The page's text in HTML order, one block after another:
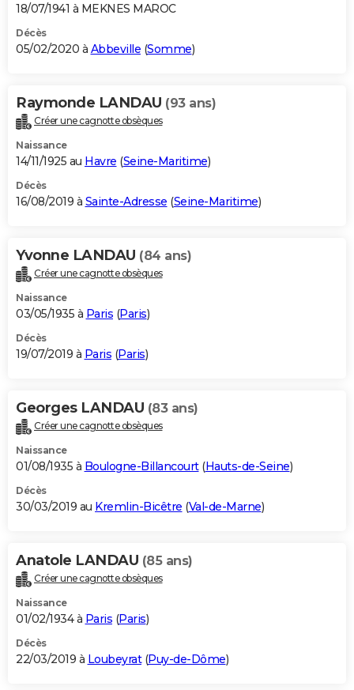
18/07/1941 à MEKNES MAROC
Décès
05/02/2020 à Abbeville (Somme)
Raymonde LANDAU (93 ans)
Créer une cagnotte obsèques
Naissance
14/11/1925 au Havre (Seine-Maritime)
Décès
16/08/2019 à Sainte-Adresse (Seine-Maritime)
Yvonne LANDAU (84 ans)
Créer une cagnotte obsèques
Naissance
03/05/1935 à Paris (Paris)
Décès
19/07/2019 à Paris (Paris)
Georges LANDAU (83 ans)
Créer une cagnotte obsèques
Naissance
01/08/1935 à Boulogne-Billancourt(Hauts-de-Seine)
Décès
30/03/2019 au Kremlin-Bicêtre (Val-de-Marne)
Anatole LANDAU (85 ans)
Créer une cagnotte obsèques
Naissance
01/02/1934 à Paris (Paris)
Décès
22/03/2019 à Loubeyrat(Puy-de-Dôme)